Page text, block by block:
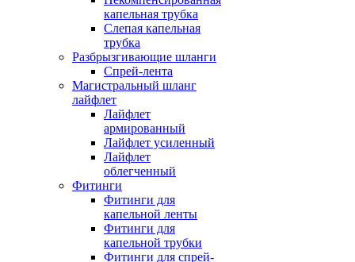
капельная трубка
Слепая капельная
трубка
Разбрызгивающие шланги
Спрей-лента
Магистральный шланг
лайфлет
Лайфлет
армированный
Лайфлет усиленный
Лайфлет
облегченный
Фитинги
Фитинги для
капельной ленты
Фитинги для
капельной трубки
Фитинги для спрей-